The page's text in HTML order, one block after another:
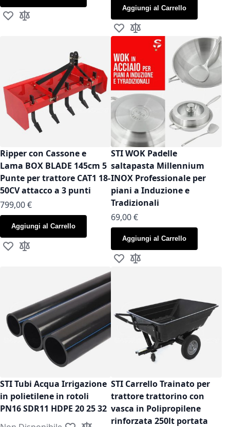
Aggiungi alla lista desideri
Aggiungi al confronto
Aggiungi al Carrello
Aggiungi alla lista desideri
Aggiungi al confronto
Ripper con Cassone e
Lama BOX BLADE 145cm 5
Punte per trattore CAT1 18-
50CV attacco a 3 punti
799,00 €
Aggiungi al Carrello
Aggiungi alla lista desideri
Aggiungi al confronto
STI WOK Padelle
saltapasta Millennium
INOX Professionale per
piani a Induzione e
Tradizionali
As low as
69,00 €
Aggiungi al Carrello
Aggiungi alla lista desideri
Aggiungi al confronto
STI Tubi Acqua Irrigazione
in polietilene in rotoli
PN16 SDR11 HDPE 20 25 32
STI Carrello Trainato per
trattore trattorino con
vasca in Polipropilene
rinforzata 250lt portata